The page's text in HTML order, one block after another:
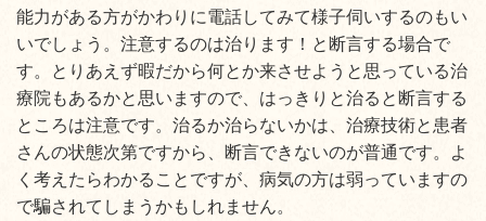
能力がある方がかわりに電話してみて様子伺いするのもい
いでしょう。注意するのは治ります！と断言する場合で
す。とりあえず暇だから何とか来させようと思っている治
療院もあるかと思いますので、はっきりと治ると断言する
ところは注意です。治るか治らないかは、治療技術と患者
さんの状態次第ですから、断言できないのが普通です。よ
く考えたらわかることですが、病気の方は弱っていますの
で騙されてしまうかもしれません。